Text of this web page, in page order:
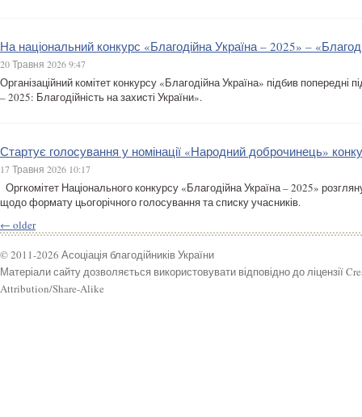
На національний конкурс «Благодійна Україна – 2025» –
20 Травня 2026 9:47
Організаційний комітет конкурсу «Благодійна Україна» підбив
– 2025: Благодійність на захисті України».
Стартує голосування у номінації «Народний доброчинець»
17 Травня 2026 10:17
Оргкомітет Національного конкурсу «Благодійна Україна – 2025»
щодо формату цьогорічного голосування та списку учасників.
← older
© 2011-2026 Асоціація благодійників України
Матеріали сайту дозволяється використовувати відповідно до ліцензії
Attribution/Share-Alike